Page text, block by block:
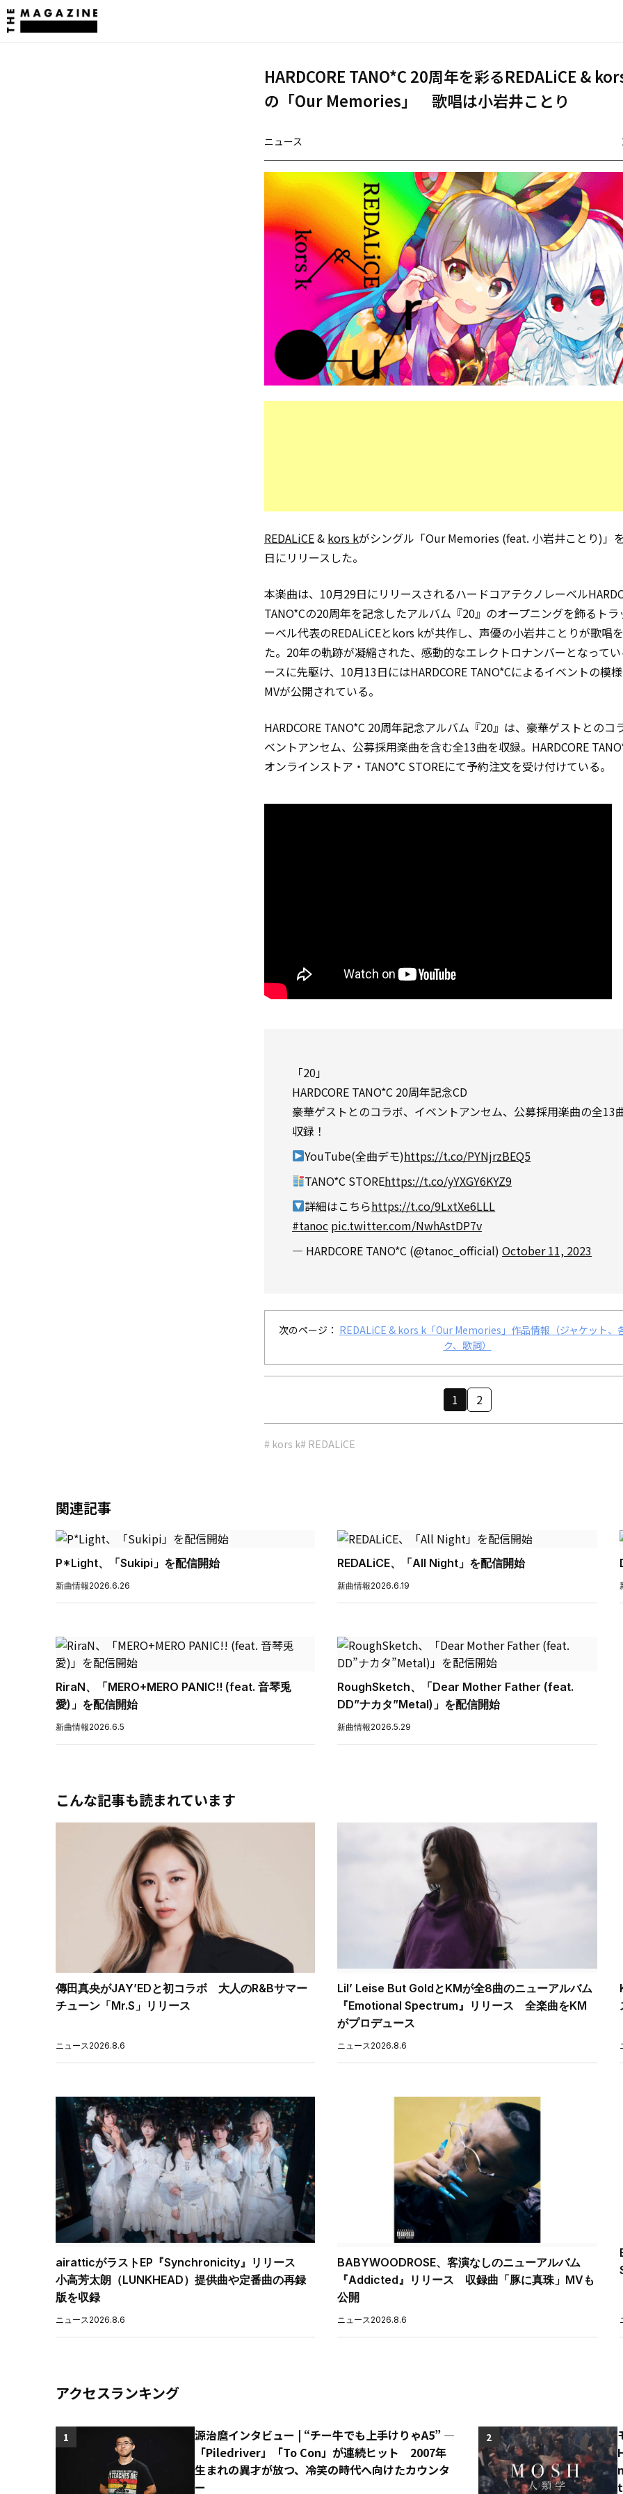
HARDCORE TANO*C 20周年を彩るREDALiCE &
の「Our Memories」 歌唱は小岩井ことり
ニュース
REDALiCE& kors kがシングル「Our Memories (feat. 小岩井ことり)」
日にリリースした。
本楽曲は、10月29日にリリースされるハードコアテクノレーベル
TANO*Cの20周年を記念したアルバム『20』のオープニングを飾るトラ
ーベル代表のREDALiCEとkors kが共作し、声優の小岩井ことりが歌唱
た。20年の軌跡が凝縮された、感動的なエレクトロナンバーとなって
ースに先駆け、10月13日にはHARDCORE TANO*Cによるイベントの模
MVが公開されている。
HARDCORE TANO*C 20周年記念アルバム『20』は、豪華ゲストとのコ
ベントアンセム、公募採用楽曲を含む全13曲を収録。HARDCORE
オンラインストア・TANO*C STOREにて予約注文を受け付けている。
「20」
HARDCORE TANO*C 20周年記念CD
豪華ゲストとのコラボ、イベントアンセム、公募採用楽曲の全13
収録！
YouTube(全曲デモ)https://t.co/PYNjrzBEQ5
TANO*C STOREhttps://t.co/yYXGY6KYZ9
詳細はこちらhttps://t.co/9LxtXe6LLL
#tanoc pic.twitter.com/NwhAstDP7v
— HARDCORE TANO*C (@tanoc_official) October 11, 2023
次のページ： REDALiCE & kors k「Our Memories」作品情報（ジャケット、
ク、歌詞）
1 2
# kors k# REDALiCE
関連記事
P*Light、「Sukipi」を配信開始
新曲情報2026.6.26
REDALiCE、「All Night」を配信開始
新曲情報2026.6.19
RiraN、「MERO+MERO PANIC!! (feat. 音琴兎
愛)」を配信開始
新曲情報2026.6.5
RoughSketch、「Dear Mother Father (feat.
DD”ナカタ”Metal)」を配信開始
新曲情報2026.5.29
こんな記事も読まれています
傳田真央がJAY’EDと初コラボ 大人のR&Bサマー
チューン「Mr.S」リリース
ニュース 2026.8.6
Lil’ Leise But GoldとKMが全8曲のニューアルバム
『Emotional Spectrum』リリース 全楽曲をKM
がプロデュース
ニュース 2026.8.6
airatticがラストEP『Synchronicity』リリース
小高芳太朗（LUNKHEAD）提供曲や定番曲の再録
版を収録
ニュース 2026.8.6
BABYWOODROSE、客演なしのニューアルバム
『Addicted』リリース 収録曲「豚に真珠」MVも
公開
ニュース 2026.8.6
アクセスランキング
源治麿インタビュー | “チー牛でも上手けりゃA5” ―
「Piledriver」「To Con」が連続ヒット 2007年
生まれの異才が放つ、冷笑の時代へ向けたカウンタ
ー
1 2